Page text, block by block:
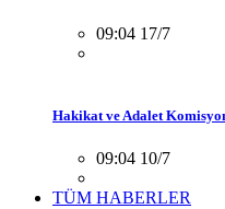
09:04 17/7
Hakikat ve Adalet
09:04 10/7
TÜM HABERLER